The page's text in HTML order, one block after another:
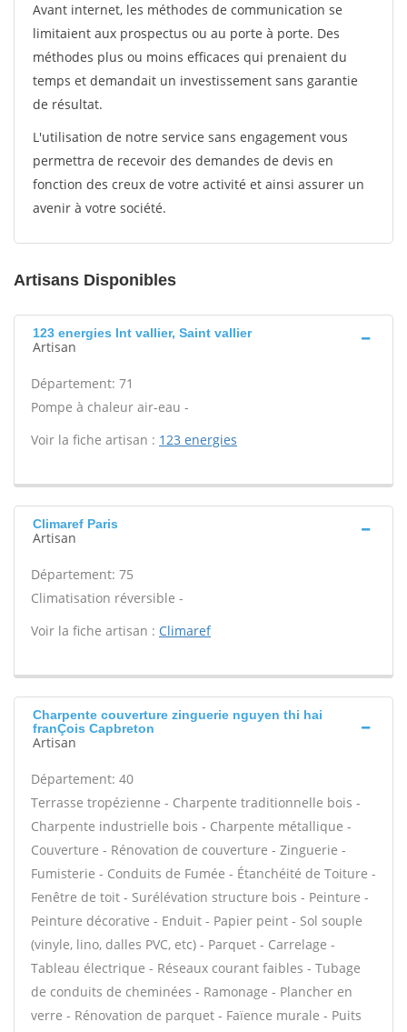
Avant internet, les méthodes de communication se
limitaient aux prospectus ou au porte à porte. Des
méthodes plus ou moins efficaces qui prenaient du
temps et demandait un investissement sans garantie
de résultat.
L'utilisation de notre service sans engagement vous
permettra de recevoir des demandes de devis en
fonction des creux de votre activité et ainsi assurer un
avenir à votre société.
Artisans Disponibles
123 energies Int vallier, Saint vallier
Artisan
Département: 71
Pompe à chaleur air-eau -
Voir la fiche artisan : 123 energies
Climaref Paris
Artisan
Département: 75
Climatisation réversible -
Voir la fiche artisan : Climaref
Charpente couverture zinguerie nguyen thi hai
franÇois Capbreton
Artisan
Département: 40
Terrasse tropézienne - Charpente traditionnelle bois -
Charpente industrielle bois - Charpente métallique -
Couverture - Rénovation de couverture - Zinguerie -
Fumisterie - Conduits de Fumée - Étanchéité de Toiture -
Fenêtre de toit - Surélévation structure bois - Peinture -
Peinture décorative - Enduit - Papier peint - Sol souple
(vinyle, lino, dalles PVC, etc) - Parquet - Carrelage -
Tableau électrique - Réseaux courant faibles - Tubage
de conduits de cheminées - Ramonage - Plancher en
verre - Rénovation de parquet - Faïence murale - Puits